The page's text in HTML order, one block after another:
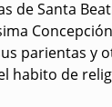
de Santa
parientas y
habito de